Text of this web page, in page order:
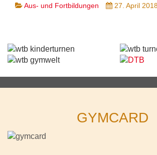
Aus- und Fortbildungen 27. April
GYMCARD